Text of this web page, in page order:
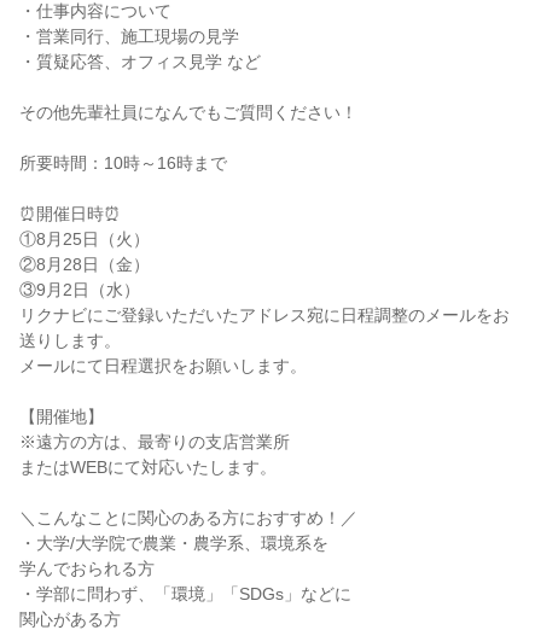
・仕事内容について
・営業同行、施工現場の見学
・質疑応答、オフィス見学 など
その他先輩社員になんでもご質問ください！
所要時間：10時～16時まで
⏰開催日時⏰
①8月25日（火）
②8月28日（金）
③9月2日（水）
リクナビにご登録いただいたアドレス宛に日程調整のメールをお
送りします。
メールにて日程選択をお願いします。
【開催地】
※遠方の方は、最寄りの支店営業所
またはWEBにて対応いたします。
＼こんなことに関心のある方におすすめ！／
・大学/大学院で農業・農学系、環境系を
学んでおられる方
・学部に問わず、「環境」「SDGs」などに
関心がある方